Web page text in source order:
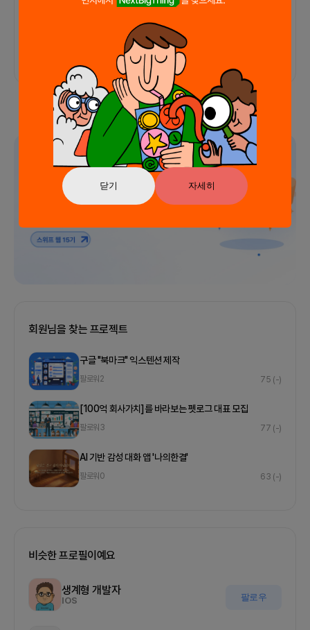
닫기 자세히
아직 후기가 도착하지 않았습니다
회원님을 찾는 프로젝트
구글 "북마크" 익스텐션 제작
팔로워 2 75 (-)
[100억 회사가치]를 바라보는 펫로그 대표 모집
팔로워 3 77 (-)
AI 기반 감성 대화 앱 '나의한결'
팔로워 0 63 (-)
비슷한 프로필이예요
생계형 개발자
IOS 팔로우